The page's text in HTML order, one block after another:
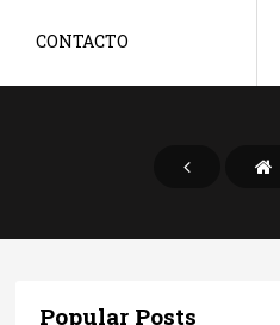
CONTACTO
Popular Posts